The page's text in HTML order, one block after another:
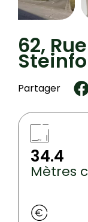
62,
Partager
34.4
Mètres